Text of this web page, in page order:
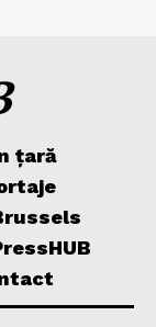
țară